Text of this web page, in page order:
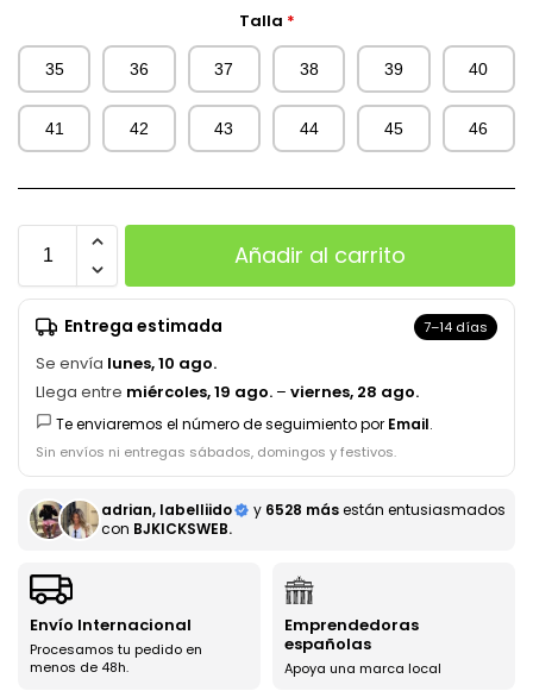
Talla *
35 36 37 38 39 40
41 42 43 44 45 46
Añadir al carrito
Entrega estimada 7–14 días
Se envía lunes, 10 ago.
Llega entre miércoles, 19 ago. – viernes, 28 ago.
Te enviaremos el número de seguimiento por Email.
Sin envíos ni entregas sábados, domingos y festivos.
adrian, labelliido y 6528 másestán entusiasmados
con BJKICKSWEB.
Envío Internacional
Procesamos tu pedido en
menos de 48h.
Emprendedoras
españolas
Apoya una marca local